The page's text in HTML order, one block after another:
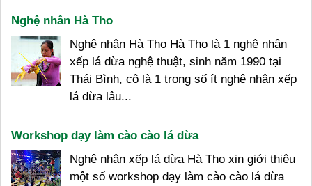
Nghệ nhân Hà Tho
Nghệ nhân Hà Tho Hà Tho là 1 nghệ nhân
xếp lá dừa nghệ thuật, sinh năm 1990 tại
Thái Bình, cô là 1 trong số ít nghệ nhân xếp
lá dừa lâu...
Workshop dạy làm cào cào lá dừa
Nghệ nhân xếp lá dừa Hà Tho xin giới thiệu
một số workshop dạy làm cào cào lá dừa